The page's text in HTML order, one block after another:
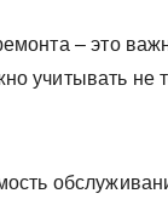
– это
учитывать не